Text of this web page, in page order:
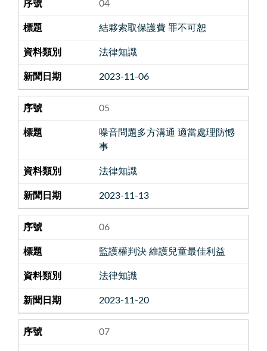
04
結夥索取保護費 罪不可恕
法律知識
2023-11-06
05
噪音問題多方溝通 適當處理防憾
事
法律知識
2023-11-13
06
監護權判決 維護兒童最佳利益
法律知識
2023-11-20
07